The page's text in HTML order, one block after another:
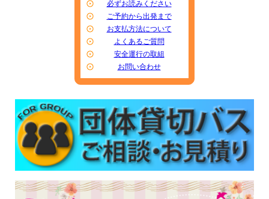
必ずお読みください
ご予約から出発まで
お支払方法について
よくあるご質問
安全運行の取組
お問い合わせ